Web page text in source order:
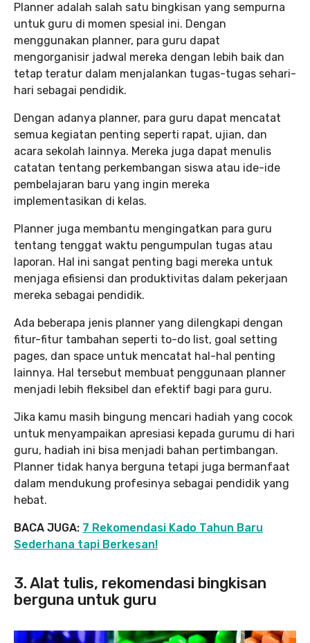
Planner adalah salah satu bingkisan yang sempurna
untuk guru di momen spesial ini. Dengan
menggunakan planner, para guru dapat
mengorganisir jadwal mereka dengan lebih baik dan
tetap teratur dalam menjalankan tugas-tugas sehari-
hari sebagai pendidik.
Dengan adanya planner, para guru dapat mencatat
semua kegiatan penting seperti rapat, ujian, dan
acara sekolah lainnya. Mereka juga dapat menulis
catatan tentang perkembangan siswa atau ide-ide
pembelajaran baru yang ingin mereka
implementasikan di kelas.
Planner juga membantu mengingatkan para guru
tentang tenggat waktu pengumpulan tugas atau
laporan. Hal ini sangat penting bagi mereka untuk
menjaga efisiensi dan produktivitas dalam pekerjaan
mereka sebagai pendidik.
Ada beberapa jenis planner yang dilengkapi dengan
fitur-fitur tambahan seperti to-do list, goal setting
pages, dan space untuk mencatat hal-hal penting
lainnya. Hal tersebut membuat penggunaan planner
menjadi lebih fleksibel dan efektif bagi para guru.
Jika kamu masih bingung mencari hadiah yang cocok
untuk menyampaikan apresiasi kepada gurumu di hari
guru, hadiah ini bisa menjadi bahan pertimbangan.
Planner tidak hanya berguna tetapi juga bermanfaat
dalam mendukung profesinya sebagai pendidik yang
hebat.
BACA JUGA: 7 Rekomendasi Kado Tahun Baru
Sederhana tapi Berkesan!
3. Alat tulis, rekomendasi bingkisan
berguna untuk guru